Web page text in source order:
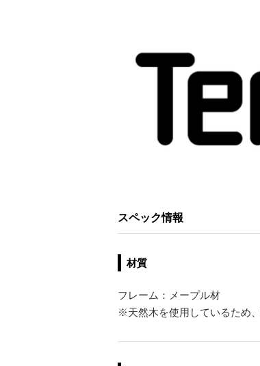
スペック情報
材質
フレーム：メープル材
※天然木を使用しているため